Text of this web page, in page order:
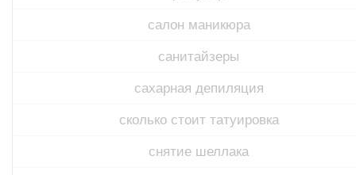
салон маникюра
санитайзеры
сахарная депиляция
сколько стоит татуировка
снятие шеллака